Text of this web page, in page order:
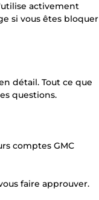
activement
si vous êtes bloquer
détail. Tout ce que
questions.
comptes GMC
faire approuver.